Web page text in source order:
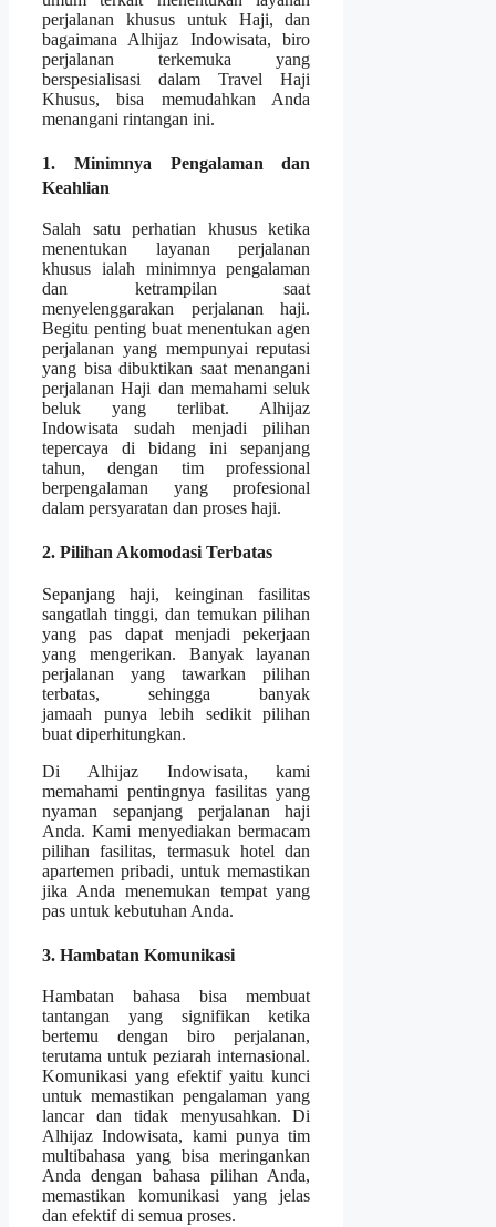
perjalanan khusus untuk Haji, dan
bagaimana Alhijaz Indowisata, biro
perjalanan terkemuka yang
berspesialisasi dalam Travel Haji
Khusus, bisa memudahkan Anda
menangani rintangan ini.
1. Minimnya Pengalaman dan
Keahlian
Salah satu perhatian khusus ketika
menentukan layanan perjalanan
khusus ialah minimnya pengalaman
dan ketrampilan saat
menyelenggarakan perjalanan haji.
Begitu penting buat menentukan agen
perjalanan yang mempunyai reputasi
yang bisa dibuktikan saat menangani
perjalanan Haji dan memahami seluk
beluk yang terlibat. Alhijaz
Indowisata sudah menjadi pilihan
tepercaya di bidang ini sepanjang
tahun, dengan tim professional
berpengalaman yang profesional
dalam persyaratan dan proses haji.
2. Pilihan Akomodasi Terbatas
Sepanjang haji, keinginan fasilitas
sangatlah tinggi, dan temukan pilihan
yang pas dapat menjadi pekerjaan
yang mengerikan. Banyak layanan
perjalanan yang tawarkan pilihan
terbatas, sehingga banyak
jamaah punya lebih sedikit pilihan
buat diperhitungkan.
Di Alhijaz Indowisata, kami
memahami pentingnya fasilitas yang
nyaman sepanjang perjalanan haji
Anda. Kami menyediakan bermacam
pilihan fasilitas, termasuk hotel dan
apartemen pribadi, untuk memastikan
jika Anda menemukan tempat yang
pas untuk kebutuhan Anda.
3. Hambatan Komunikasi
Hambatan bahasa bisa membuat
tantangan yang signifikan ketika
bertemu dengan biro perjalanan,
terutama untuk peziarah internasional.
Komunikasi yang efektif yaitu kunci
untuk memastikan pengalaman yang
lancar dan tidak menyusahkan. Di
Alhijaz Indowisata, kami punya tim
multibahasa yang bisa meringankan
Anda dengan bahasa pilihan Anda,
memastikan komunikasi yang jelas
dan efektif di semua proses.